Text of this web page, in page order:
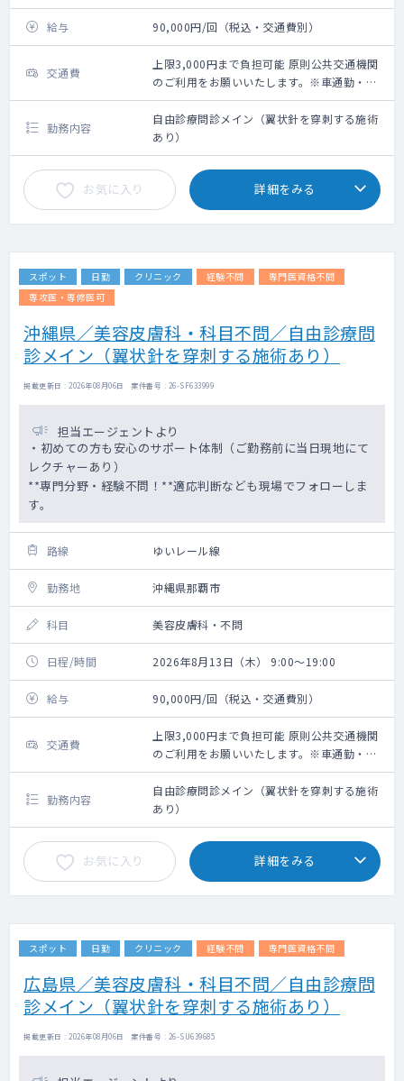
給与 90,000円/回（税込・交通費別）
交通費
上限3,000円まで負担可能 原則公共交通機関
のご利用をお願いいたします。※車通勤・タ
クシー利用要相談
勤務内容
自由診療問診メイン（翼状針を穿刺する施術
あり）
お気に入り 詳細をみる
スポット 日勤 クリニック 経験不問
専門医資格不問
専攻医・専修医可
沖縄県／美容皮膚科・科目不問／自由診療問
診メイン（翼状針を穿刺する施術あり）
掲載更新日 : 2026年08月06日 案件番号 : 26-SF633999
担当エージェントより
・初めての方も安心のサポート体制（ご勤務前に当日現地にて
レクチャーあり）
**専門分野・経験不問！**適応判断なども現場でフォローしま
す。
路線 ゆいレール線
勤務地 沖縄県那覇市
科目 美容皮膚科・不問
日程/時間 2026年8月13日（木） 9:00～19:00
給与 90,000円/回（税込・交通費別）
交通費
上限3,000円まで負担可能 原則公共交通機関
のご利用をお願いいたします。※車通勤・タ
クシー利用要相談
勤務内容
自由診療問診メイン（翼状針を穿刺する施術
あり）
お気に入り 詳細をみる
スポット 日勤 クリニック 経験不問 専門医資格不問
広島県／美容皮膚科・科目不問／自由診療問
診メイン（翼状針を穿刺する施術あり）
掲載更新日 : 2026年08月06日 案件番号 : 26-SU639685